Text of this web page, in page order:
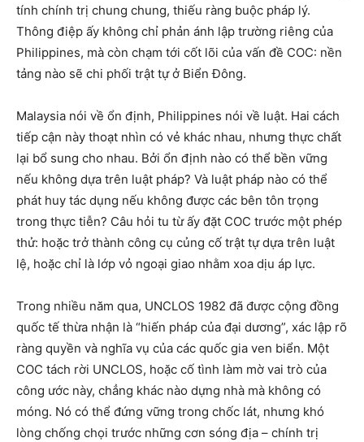
tính chính trị chung chung, thiếu ràng buộc pháp lý.
Thông điệp ấy không chỉ phản ánh lập trường riêng của
Philippines, mà còn chạm tới cốt lõi của vấn đề COC: nền
tảng nào sẽ chi phối trật tự ở Biển Đông.
Malaysia nói về ổn định, Philippines nói về luật. Hai cách
tiếp cận này thoạt nhìn có vẻ khác nhau, nhưng thực chất
lại bổ sung cho nhau. Bởi ổn định nào có thể bền vững
nếu không dựa trên luật pháp? Và luật pháp nào có thể
phát huy tác dụng nếu không được các bên tôn trọng
trong thực tiễn? Câu hỏi tu từ ấy đặt COC trước một phép
thử: hoặc trở thành công cụ củng cố trật tự dựa trên luật
lệ, hoặc chỉ là lớp vỏ ngoại giao nhằm xoa dịu áp lực.
Trong nhiều năm qua, UNCLOS 1982 đã được cộng đồng
quốc tế thừa nhận là “hiến pháp của đại dương”, xác lập rõ
ràng quyền và nghĩa vụ của các quốc gia ven biển. Một
COC tách rời UNCLOS, hoặc cố tình làm mờ vai trò của
công ước này, chẳng khác nào dựng nhà mà không có
móng. Nó có thể đứng vững trong chốc lát, nhưng khó
lòng chống chọi trước những cơn sóng địa – chính trị